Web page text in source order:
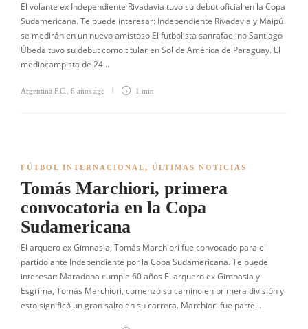
El volante ex Independiente Rivadavia tuvo su debut oficial en la Copa
Sudamericana. Te puede interesar: Independiente Rivadavia y Maipú
se medirán en un nuevo amistoso El futbolista sanrafaelino Santiago
Úbeda tuvo su debut como titular en Sol de América de Paraguay. El
mediocampista de 24…
Argentina F.C. 6 años ago 1 min
FÚTBOL INTERNACIONAL, ÚLTIMAS NOTICIAS
Tomás Marchiori, primera
convocatoria en la Copa
Sudamericana
El arquero ex Gimnasia, Tomás Marchiori fue convocado para el
partido ante Independiente por la Copa Sudamericana. Te puede
interesar: Maradona cumple 60 años El arquero ex Gimnasia y
Esgrima, Tomás Marchiori, comenzó su camino en primera división y
esto significó un gran salto en su carrera. Marchiori fue parte…